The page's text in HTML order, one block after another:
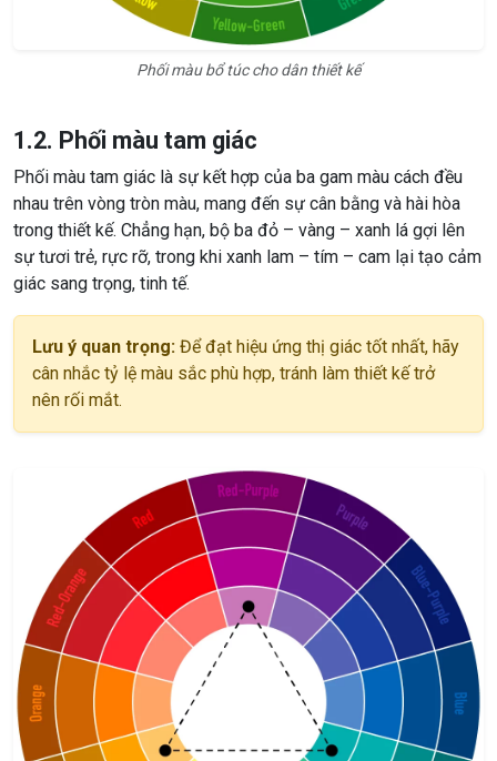
Phối màu bổ túc cho dân thiết kế
1.2. Phối màu tam giác
Phối màu tam giác là sự kết hợp của ba gam màu cách đều
nhau trên vòng tròn màu, mang đến sự cân bằng và hài hòa
trong thiết kế. Chẳng hạn, bộ ba đỏ – vàng – xanh lá gợi lên
sự tươi trẻ, rực rỡ, trong khi xanh lam – tím – cam lại tạo cảm
giác sang trọng, tinh tế.
Lưu ý quan trọng: Để đạt hiệu ứng thị giác tốt nhất, hãy
cân nhắc tỷ lệ màu sắc phù hợp, tránh làm thiết kế trở
nên rối mắt.